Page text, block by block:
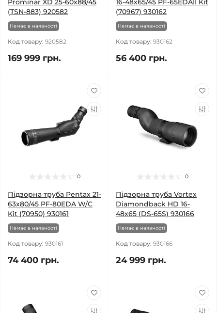
Prominar XD 25-60x88/45
(TSN-883) 920582
Немає в наявності
Код товару: 920582
169 999 грн.
16-48x65/45 PF-65EDAII Kit
(70967) 930162
Немає в наявності
Код товару: 930162
56 400 грн.
0
Підзорна труба Pentax 21-
63x80/45 PF-80EDA W/C
Kit (70950) 930161
Немає в наявності
Код товару: 930161
74 400 грн.
0
Підзорна труба Vortex
Diamondback HD 16-
48x65 (DS-65S) 930166
Немає в наявності
Код товару: 930166
24 999 грн.